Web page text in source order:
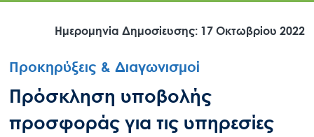
Ημερομηνία Δημοσίευσης: 17 Οκτωβρίου 2022
Προκηρύξεις & Διαγωνισμοί
Πρόσκληση υποβολής
προσφοράς για τις υπηρεσίες